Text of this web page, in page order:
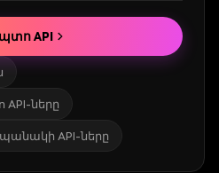
ները
API-ները
API